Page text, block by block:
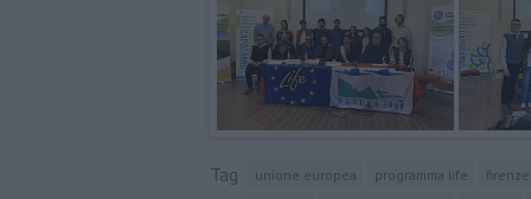
Tag unione europea programma life firenze